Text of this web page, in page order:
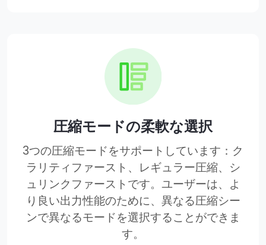
圧縮モードの柔軟な選択
3つの圧縮モードをサポートしています：ク
ラリティファースト、レギュラー圧縮、シ
ュリンクファーストです。ユーザーは、よ
り良い出力性能のために、異なる圧縮シー
ンで異なるモードを選択することができま
す。